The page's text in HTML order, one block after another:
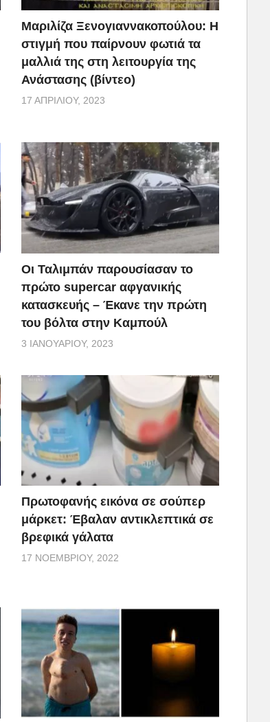
Μαριλίζα Ξενογιαννακοπούλου: Η
στιγμή που παίρνουν φωτιά τα
μαλλιά της στη λειτουργία της
Ανάστασης (βίντεο)
17 ΑΠΡΙΛΊΟΥ, 2023
Οι Ταλιμπάν παρουσίασαν το
πρώτο supercar αφγανικής
κατασκευής – Έκανε την πρώτη
του βόλτα στην Καμπούλ
3 ΙΑΝΟΥΑΡΊΟΥ, 2023
Πρωτοφανής εικόνα σε σούπερ
μάρκετ: Έβαλαν αντικλεπτικά σε
βρεφικά γάλατα
17 ΝΟΕΜΒΡΊΟΥ, 2022